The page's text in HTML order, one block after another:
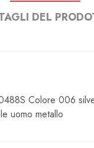
DEL
Colore 006
uomo metallo